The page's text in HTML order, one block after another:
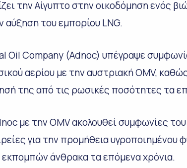
την Αίγυπτο στην οικοδόμηση ενός
αύξηση του εμπορίου LNG.
Oil Company (Adnoc) υπέγραψε
αερίου με την αυστριακή OMV,
της από τις ρωσικές ποσότητες τα
με την OMV ακολουθεί συμφωνίες
για την προμήθεια υγροποιημένου
άνθρακα τα επόμενα χρόνια.